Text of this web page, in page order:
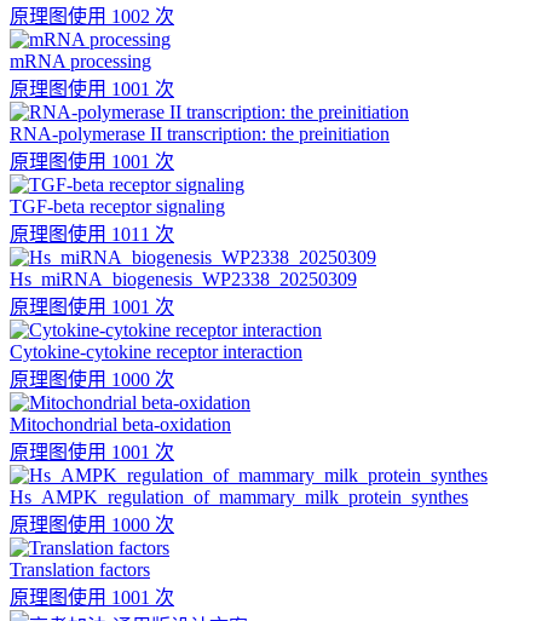
原理图使用 1002 次
mRNA processing
原理图使用 1001 次
RNA-polymerase II transcription: the preinitiation
原理图使用 1001 次
TGF-beta receptor signaling
原理图使用 1011 次
Hs_miRNA_biogenesis_WP2338_20250309
原理图使用 1001 次
Cytokine-cytokine receptor interaction
原理图使用 1000 次
Mitochondrial beta-oxidation
原理图使用 1001 次
Hs_AMPK_regulation_of_mammary_milk_protein_synthes
原理图使用 1000 次
Translation factors
原理图使用 1001 次